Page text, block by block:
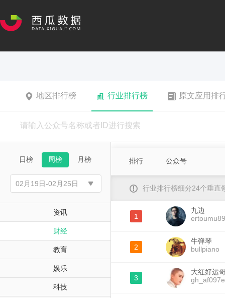
地区排行榜 行业排行榜 原文应用排
日榜 周榜 月榜
资讯
财经
教育
娱乐
科技
排行 公众号
行业排行榜细分24个垂直
1
九边
2
牛弹琴
bullpiano
3
大红好运